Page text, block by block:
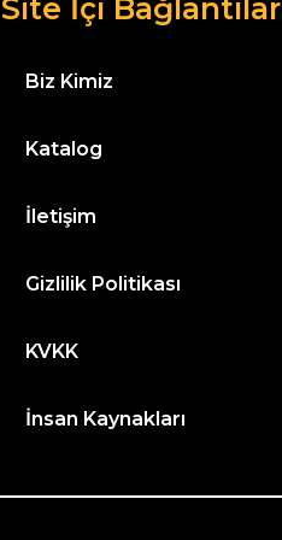
Site İçi Bağlantılar
Biz Kimiz
Katalog
İletişim
Gizlilik Politikası
KVKK
İnsan Kaynakları